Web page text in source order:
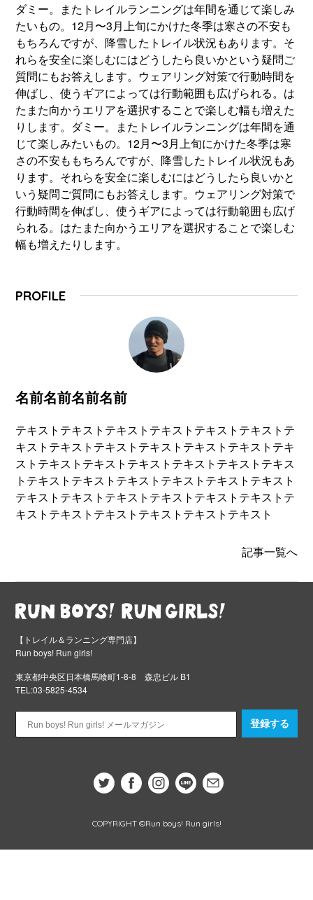
ダミー。またトレイルランニングは年間を通じて楽しみ
たいもの。12月〜3月上旬にかけた冬季は寒さの不安も
もちろんですが、降雪したトレイル状況もあります。そ
れらを安全に楽しむにはどうしたら良いかという疑問ご
質問にもお答えします。ウェアリング対策で行動時間を
伸ばし、使うギアによっては行動範囲も広げられる。は
たまた向かうエリアを選択することで楽しむ幅も増えた
りします。ダミー。またトレイルランニングは年間を通
じて楽しみたいもの。12月〜3月上旬にかけた冬季は寒
さの不安ももちろんですが、降雪したトレイル状況もあ
ります。それらを安全に楽しむにはどうしたら良いかと
いう疑問ご質問にもお答えします。ウェアリング対策で
行動時間を伸ばし、使うギアによっては行動範囲も広げ
られる。はたまた向かうエリアを選択することで楽しむ
幅も増えたりします。
PROFILE
名前名前名前名前
テキストテキストテキストテキストテキストテキストテ
キストテキストテキストテキストテキストテキストテキ
ストテキストテキストテキストテキストテキストテキス
トテキストテキストテキストテキストテキストテキスト
テキストテキストテキストテキストテキストテキストテ
キストテキストテキストテキストテキストテキスト
記事一覧へ
【トレイル＆ランニング専門店】
Run boys! Run girls!
東京都中央区日本橋馬喰町1-8-8 森忠ビル B1
TEL:03-5825-4534
登録する
COPYRIGHT ©Run boys! Run girls!